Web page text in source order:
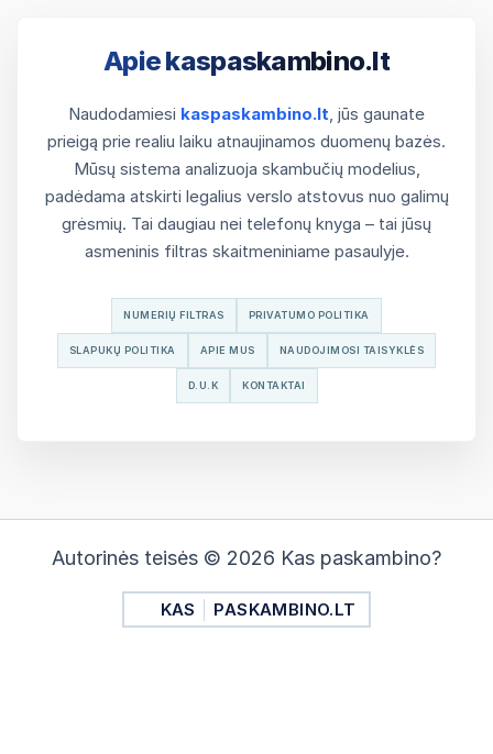
Apie kaspaskambino.lt
Naudodamiesi kaspaskambino.lt, jūs gaunate
prieigą prie realiu laiku atnaujinamos duomenų bazės.
Mūsų sistema analizuoja skambučių modelius,
padėdama atskirti legalius verslo atstovus nuo galimų
grėsmių. Tai daugiau nei telefonų knyga – tai jūsų
asmeninis filtras skaitmeniniame pasaulyje.
NUMERIŲ FILTRAS PRIVATUMO POLITIKA
SLAPUKŲ POLITIKA APIE MUS NAUDOJIMOSI TAISYKLĖS
D.U.K KONTAKTAI
Autorinės teisės © 2026 Kas paskambino?
KAS PASKAMBINO.LT